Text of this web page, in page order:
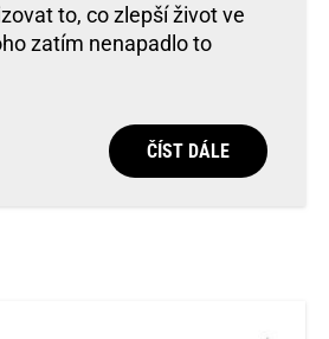
to, co zlepší život ve
zatím nenapadlo to
ČÍST DÁLE